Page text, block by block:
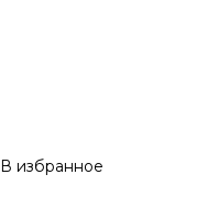
В избранное